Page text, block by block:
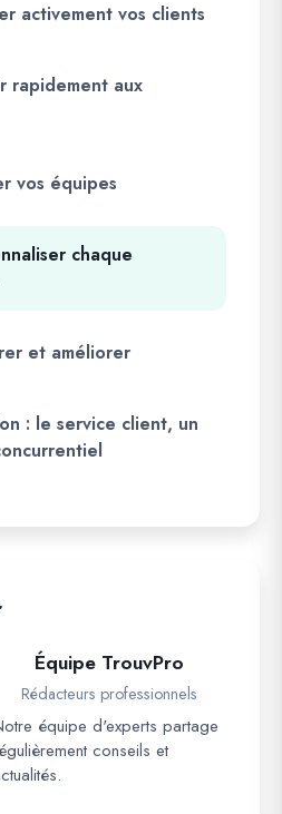
activement vos clients
rapidement aux
vos équipes
chaque
et améliorer
: le service client, un
Équipe TrouvPro
Rédacteurs professionnels
équipe d'experts partage
conseils et